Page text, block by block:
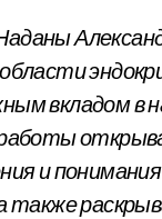
вкладом в
и
также